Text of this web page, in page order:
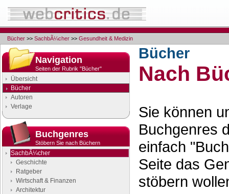
Bücher >> SachbÃ¼cher >> Gesundheit & Medizin
Navigation
Seiten der Rubrik "Bücher"
Übersicht
Bücher
Autoren
Verlage
Buchgenres
Stöbern Sie nach Büchern
SachbÃ¼cher
Geschichte
Ratgeber
Wirtschaft & Finanzen
Architektur
Bücher
Nach
Sie können
Buchgenres
einfach
Seite das
stöbern